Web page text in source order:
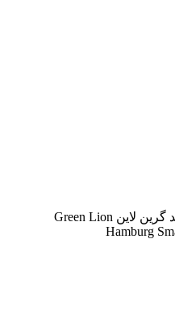
/ عینک هوشمند گرین لاین Green Lion
Hamburg